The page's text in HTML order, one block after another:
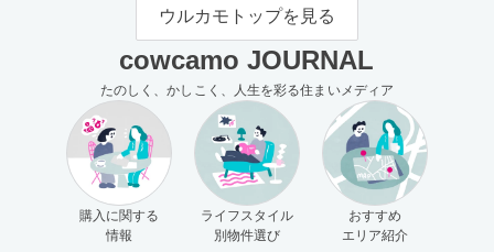
ウルカモトップを見る
cowcamo JOURNAL
たのしく、かしこく、人生を彩る住まいメディア
購入に関する
情報
ライフスタイル
別物件選び
おすすめ
エリア紹介